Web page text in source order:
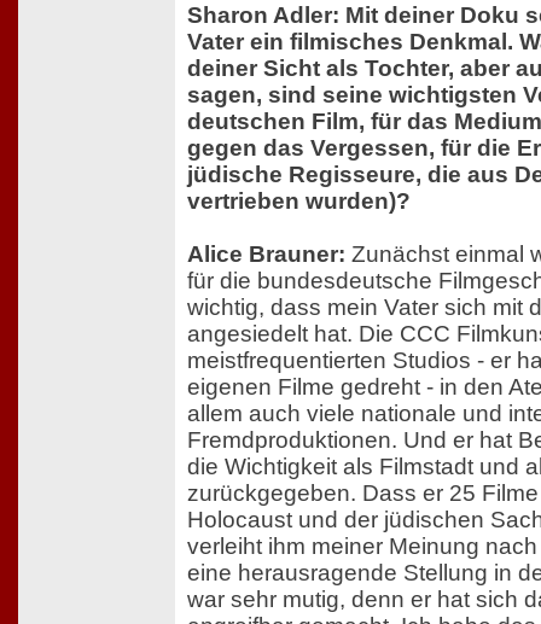
Sharon Adler: Mit deiner Doku
Vater ein filmisches Denkmal.
deiner Sicht als Tochter, aber
sagen, sind seine wichtigsten
deutschen Film, für das
gegen das Vergessen, für die
jüdische Regisseure, die aus
vertrieben wurden)?
Alice Brauner: Zunächst einmal
für die bundesdeutsche
wichtig, dass mein Vater sich mit
angesiedelt hat. Die CCC
meistfrequentierten Studios - er
eigenen Filme gedreht - in den
allem auch viele nationale und
Fremdproduktionen. Und er hat
die Wichtigkeit als Filmstadt und
zurückgegeben. Dass er 25
Holocaust und der jüdischen
verleiht ihm meiner Meinung
eine herausragende Stellung in
war sehr mutig, denn er hat sich